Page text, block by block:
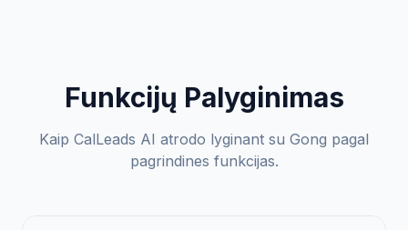
Funkcijų Palyginimas
Kaip CalLeads AI atrodo lyginant su Gong pagal
pagrindines funkcijas.